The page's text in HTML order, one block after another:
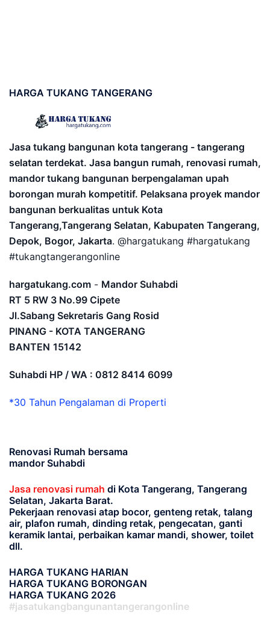
HARGA TUKANG TANGERANG
Jasa tukang bangunan kota tangerang - tangerang
selatan terdekat. Jasa bangun rumah, renovasi rumah,
mandor tukang bangunan berpengalaman upah
borongan murah kompetitif. Pelaksana proyek mandor
bangunan berkualitas untuk Kota
Tangerang,Tangerang Selatan, Kabupaten Tangerang,
Depok, Bogor, Jakarta. @hargatukang #hargatukang
#tukangtangerangonline
hargatukang.com - Mandor Suhabdi
RT 5 RW 3 No.99 Cipete
Jl.Sabang Sekretaris Gang Rosid
PINANG - KOTA TANGERANG
BANTEN 15142
Suhabdi HP / WA : 0812 8414 6099
*30 Tahun Pengalaman di Properti
Renovasi Rumah bersama
mandor Suhabdi
Jasa renovasi rumah di Kota Tangerang, Tangerang
Selatan, Jakarta Barat.
Pekerjaan renovasi atap bocor, genteng retak, talang
air, plafon rumah, dinding retak, pengecatan, ganti
keramik lantai, perbaikan kamar mandi, shower, toilet
dll.
HARGA TUKANG HARIAN
HARGA TUKANG BORONGAN
HARGA TUKANG 2026
#jasatukangbangunantangerangonline